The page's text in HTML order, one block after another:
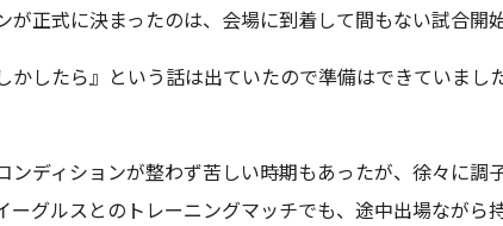
が正式に決まったのは、会場に到着して間もない試合開
かしたら』という話は出ていたので準備はできていま
ンディションが整わず苦しい時期もあったが、徐々に調
ーグルスとのトレーニングマッチでも、途中出場ながら